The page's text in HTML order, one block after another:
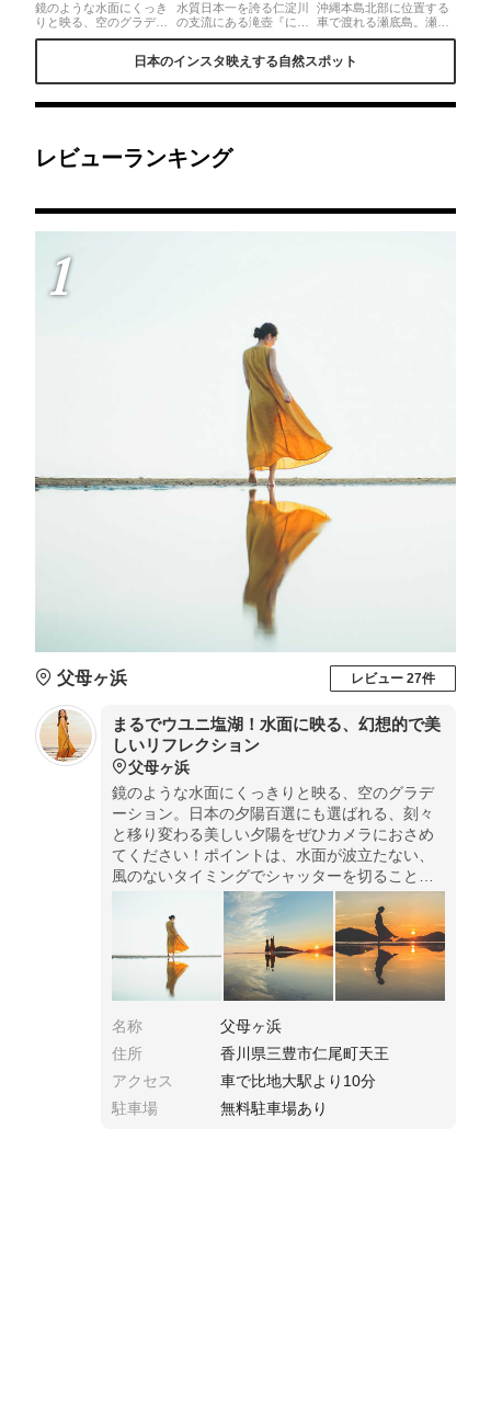
鏡のような水面にくっき
りと映る、空のグラデー
ション。日本の夕陽百選
り変わる美しい夕陽をぜ
が波立たない、風のない
水質日本一を誇る仁淀川
の支流にある滝壺『にこ
淵』。透明度が高くエメ
ルーと呼ばれ、その美し
す。道程は大変ですが、
ほどの」を目指す途中に
看板があります。滝壺に
も美しく見えるのは太陽
沖縄本島北部に位置する
車で渡れる瀬底島。瀬底
島にある瀬底ビーチは透
と空を洞窟から眺めるだ
日本のインスタ映えする自然スポット
レビューランキング
1
父母ヶ浜 レビュー 27件
まるでウユニ塩湖！水面に映る、幻想的で美
しいリフレクション
父母ヶ浜
鏡のような水面にくっきりと映る、空のグラデ
ーション。日本の夕陽百選にも選ばれる、刻々
と移り変わる美しい夕陽をぜひカメラにおさめ
てください！ポイントは、水面が波立たない、
風のないタイミングでシャッターを切ることで
す✨
名称
父母ヶ浜
住所
香川県三豊市仁尾町天王
アクセス
車で比地大駅より10分
駐車場
無料駐車場あり